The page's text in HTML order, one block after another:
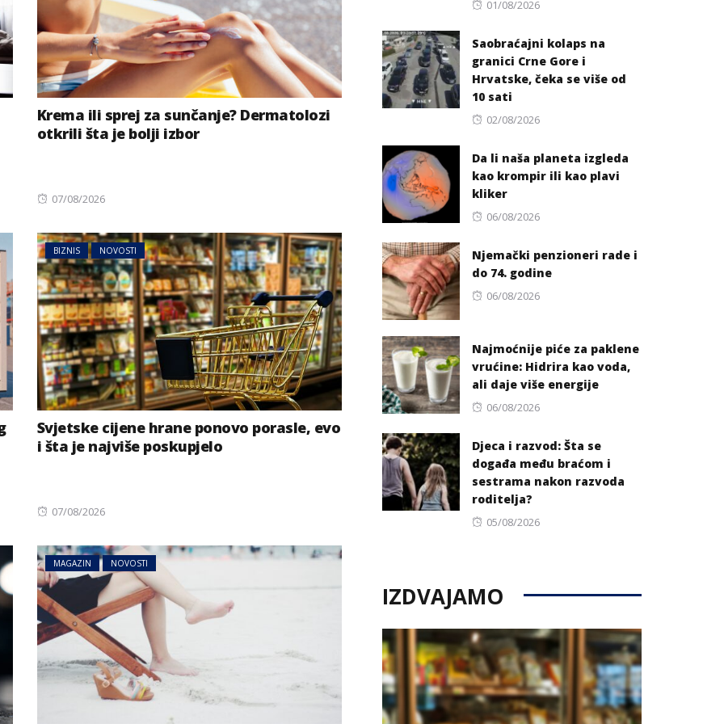
Krema ili sprej za sunčanje? Dermatolozi
otkrili šta je bolji izbor
Posted
07/08/2026
BIZNIS NOVOSTI
Svjetske cijene hrane ponovo porasle, evo
i šta je najviše poskupjelo
Posted
07/08/2026
MAGAZIN NOVOSTI
Posted
01/08/2026
Saobraćajni kolaps na
granici Crne Gore i
Hrvatske, čeka se više od
10 sati
Posted
02/08/2026
Da li naša planeta izgleda
kao krompir ili kao plavi
kliker
Posted
06/08/2026
Njemački penzioneri rade i
do 74. godine
Posted
06/08/2026
Najmoćnije piće za paklene
vrućine: Hidrira kao voda,
ali daje više energije
Posted
06/08/2026
Djeca i razvod: Šta se
događa među braćom i
sestrama nakon razvoda
roditelja?
Posted
05/08/2026
IZDVAJAMO